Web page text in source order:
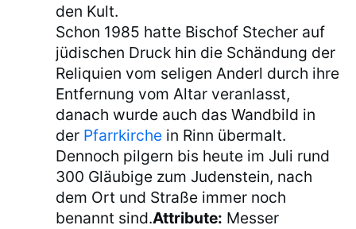
den Kult.
Schon 1985 hatte Bischof Stecher auf
jüdischen Druck hin die Schändung der
Reliquien vom seligen Anderl durch ihre
Entfernung vom Altar veranlasst,
danach wurde auch das Wandbild in
der Pfarrkirche in Rinn übermalt.
Dennoch pilgern bis heute im Juli rund
300 Gläubige zum Judenstein, nach
dem Ort und Straße immer noch
benannt sind.Attribute: Messer